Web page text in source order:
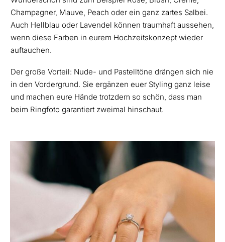
Champagner, Mauve, Peach oder ein ganz zartes Salbei.
Auch Hellblau oder Lavendel können traumhaft aussehen,
wenn diese Farben in eurem Hochzeitskonzept wieder
auftauchen.
Der große Vorteil: Nude- und Pastelltöne drängen sich nie
in den Vordergrund. Sie ergänzen euer Styling ganz leise
und machen eure Hände trotzdem so schön, dass man
beim Ringfoto garantiert zweimal hinschaut.